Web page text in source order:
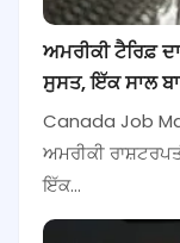
ਅਮਰੀਕੀ ਟੈਰਿਫ਼
ਸੁਸਤ, ਇੱਕ ਸਾਲ
Canada Job
ਅਮਰੀਕੀ
ਇੱਕ…